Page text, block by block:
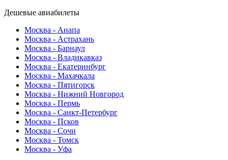
Дешевые авиабилеты
Москва - Анапа
Москва - Астрахань
Москва - Барнаул
Москва - Владикавказ
Москва - Екатеринбург
Москва - Махачкала
Москва - Пятигорск
Москва - Нижний Новгород
Москва - Пермь
Москва - Санкт-Петербург
Москва - Псков
Москва - Сочи
Москва - Томск
Москва - Уфа